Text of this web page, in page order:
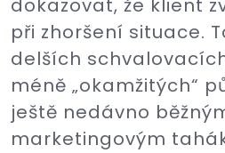
dokazovat, že klient
při zhoršení situace.
delších
méně „okamžitých“
ještě nedávno
marketingovým